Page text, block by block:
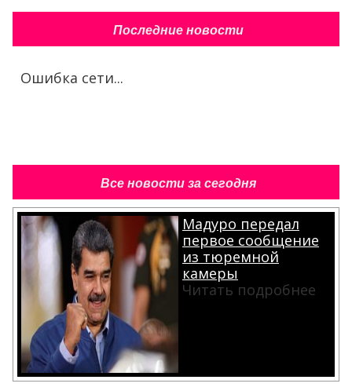
Последние новости
Ошибка сети...
Все новости за сегодня
Мадуро передал
первое сообщение
из тюремной
камеры
Читать подробнее